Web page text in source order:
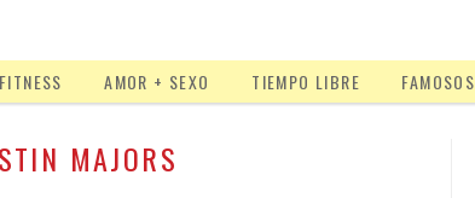
FITNESS AMOR + SEXO TIEMPO LIBRE FAMOSOS
MAJORS